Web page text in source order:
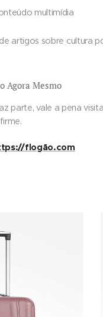
multimídia
artigos sobre cultura
Agora Mesmo
parte, vale a pena
flogão.com